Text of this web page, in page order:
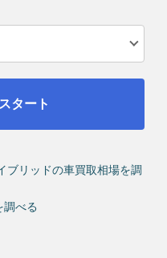
タート
ブリッドの車買取相場を調
調べる